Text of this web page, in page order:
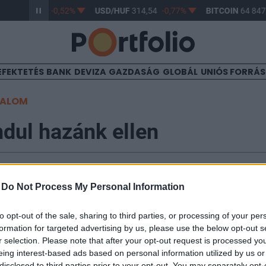
Do Not Process My Personal Information
opt-out of the sale, sharing to third parties, or processing of your
for targeted advertising by us, please use the below opt-out
selection. Please note that after your opt-out request is processed
interest-based ads based on personal information utilized by us
363,50 -0,52% USD/HUF 314,54 -0,77% BITCOIN64
BANK DEVIZA GAZDASÁG GLOBÁL UNIÓS
hazánk ellen
indul hazánk ellen a 3%-ot meghaladó
a csatlakozás után legfeljebb 3 hónap áll
tegyen. A most csatlakozott országokkal szemben
lesz, csuán ajánlásokat fogalmaz meg a deficitre